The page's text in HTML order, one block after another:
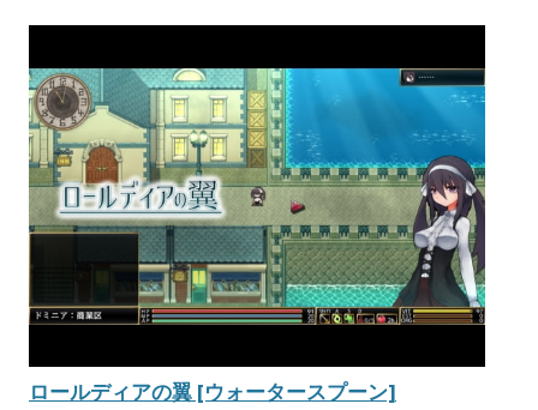
ロールディアの翼 [ウォータースプーン]